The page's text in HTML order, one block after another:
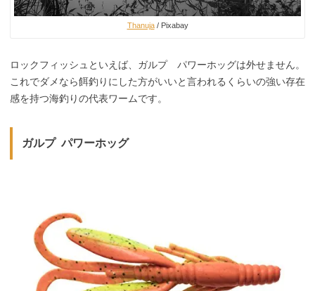
Thanuja/ Pixabay
ロックフィッシュといえば、ガルプ パワーホッグは外せません。
これでダメなら餌釣りにした方がいいと言われるくらいの強い存在
感を持つ海釣りの代表ワームです。
ガルプ パワーホッグ